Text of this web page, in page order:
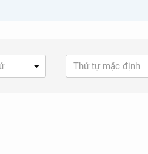
Thứ tự mặc định